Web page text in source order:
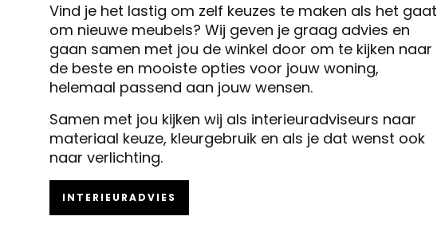
Vind je het lastig om zelf keuzes te maken als het gaat
om nieuwe meubels? Wij geven je graag advies en
gaan samen met jou de winkel door om te kijken naar
de beste en mooiste opties voor jouw woning,
helemaal passend aan jouw wensen.
Samen met jou kijken wij als interieuradviseurs naar
materiaal keuze, kleurgebruik en als je dat wenst ook
naar verlichting.
INTERIEURADVIES